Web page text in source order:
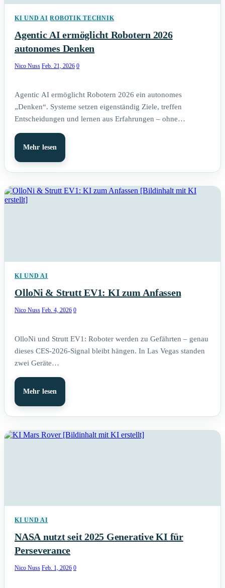
KI UND AI ROBOTIK TECHNIK
Agentic AI ermöglicht Robotern 2026
autonomes Denken
Nico Nuss Feb. 21, 2026 0
Agentic AI ermöglicht Robotern 2026 ein autonomes
„Denken“. Systeme setzen eigenständig Ziele, treffen
Entscheidungen und lernen aus Erfahrungen – ohne…
Mehr lesen
KI UND AI
OlloNi & Strutt EV1: KI zum Anfassen
Nico Nuss Feb. 4, 2026 0
OlloNi und Strutt EV1: Roboter werden zu Gefährten – genau
dieses CES-2026-Signal bleibt hängen. In Las Vegas standen
zwei Geräte…
Mehr lesen
KI UND AI
NASA nutzt seit 2025 Generative KI für
Perseverance
Nico Nuss Feb. 1, 2026 0